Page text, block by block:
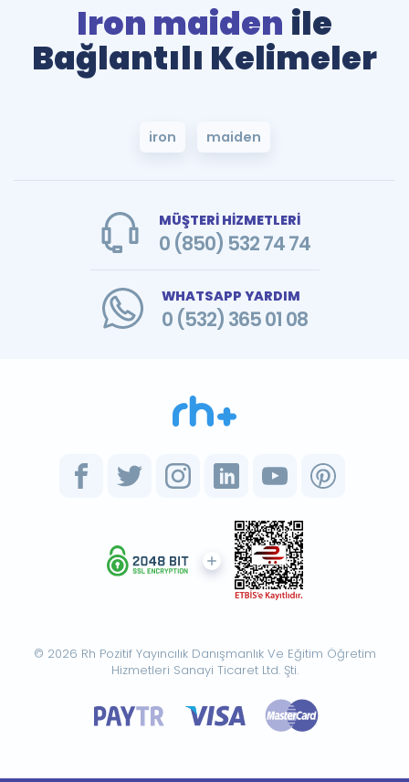
Iron maiden ile
Bağlantılı Kelimeler
iron maiden
MÜŞTERİ HİZMETLERİ
0 (850) 532 74 74
WHATSAPP YARDIM
0 (532) 365 01 08
© 2026 Rh Pozitif Yayıncılık Danışmanlık Ve Eğitim Öğretim
Hizmetleri Sanayi Ticaret Ltd. Şti.